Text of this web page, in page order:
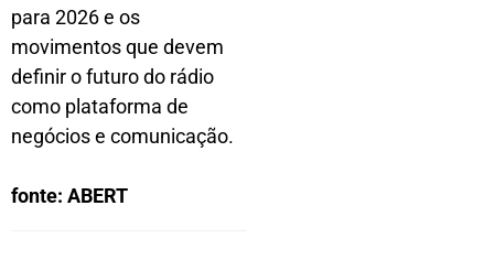
para 2026 e os
movimentos que devem
definir o futuro do rádio
como plataforma de
negócios e comunicação.
fonte: ABERT